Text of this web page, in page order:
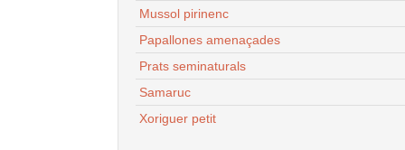
Mussol pirinenc
Papallones amenaçades
Prats seminaturals
Samaruc
Xoriguer petit